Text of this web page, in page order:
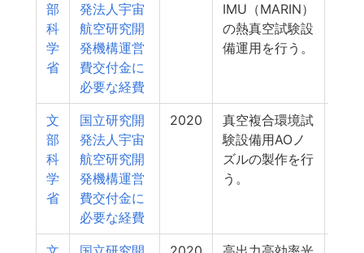
部
科
学
省
発法人宇宙
航空研究開
発機構運営
費交付金に
必要な経費
IMU（MARIN）
の熱真空試験設
備運用を行う。
文
部
科
学
省
国立研究開
発法人宇宙
航空研究開
発機構運営
費交付金に
必要な経費
2020
真空複合環境試
験設備用AOノ
ズルの製作を行
う。